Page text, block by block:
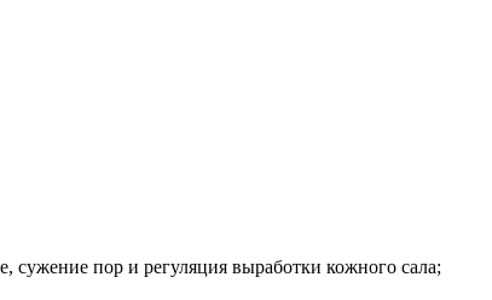
сужение пор и регуляция выработки кожного сала;